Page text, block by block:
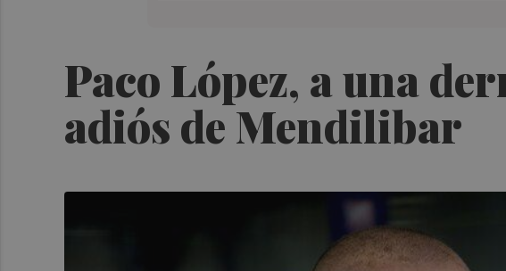
Paco López, a una
adiós de Mendilibar